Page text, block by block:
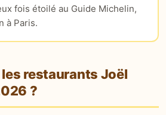
fois étoilé au Guide Michelin,
à Paris.
restaurants Joël
?